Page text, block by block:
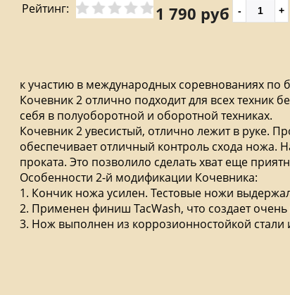
Рейтинг: 1 790 руб
к участию в международных соревнованиях по
Кочевник 2 отлично подходит для всех
себя в полуоборотной и оборотной техниках.
Кочевник 2 увесистый, отлично лежит в руке.
обеспечивает отличный контроль схода
проката. Это позволило сделать хват еще
Особенности 2-й модификации Кочевника:
1. Кончик ножа усилен. Тестовые ножи
2. Применен финиш TacWash, что создает
3. Нож выполнен из коррозионностойкой стали